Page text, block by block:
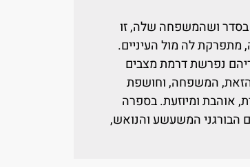
ושהמשפחה שלה, זו
מתפרקת לה מול העיניים.
נפרשת דרמת מצבים
המשפחה, וחושפת
אוהבת ומיוזעת. בספרה
הבורגני המשעשע והנואש,